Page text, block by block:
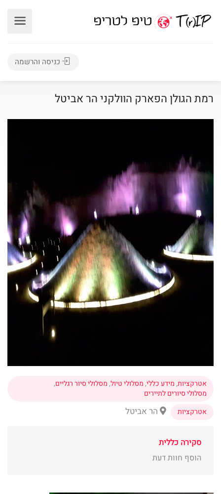
כניסה והרשמה
רמת הגולן הפארק הוולקני הר אביטל
אטרקציות,מידע כללי,מסלולי טיול,מסלולי סיור רגליים,
מסלולי סיורים לתיירים
אטרקציות
הר אביטל
סקירה כללית
הוסף חוות דעת